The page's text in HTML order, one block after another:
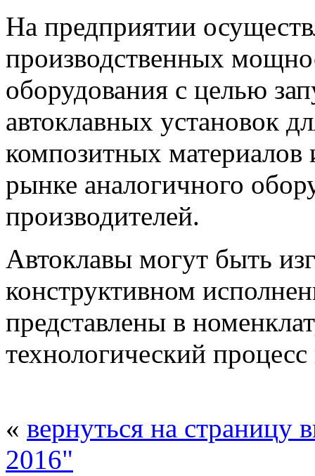
На предприятии
производственных
оборудования с целью
автоклавных установок
композитных
рынке аналогичного
производителей.
Автоклавы могут быть
конструктивном
представлены в
технологический процесс
« вернуться на страницу
2016"